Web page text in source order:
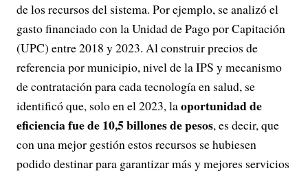
de los recursos del sistema. Por ejemplo, se analizó el
gasto financiado con la Unidad de Pago por Capitación
(UPC) entre 2018 y 2023. Al construir precios de
referencia por municipio, nivel de la IPS y mecanismo
de contratación para cada tecnología en salud, se
identificó que, solo en el 2023, laoportunidad de
eficiencia fue de 10,5 billones de pesos, es decir, que
con una mejor gestión estos recursos se hubiesen
podido destinar para garantizar más y mejores servicios